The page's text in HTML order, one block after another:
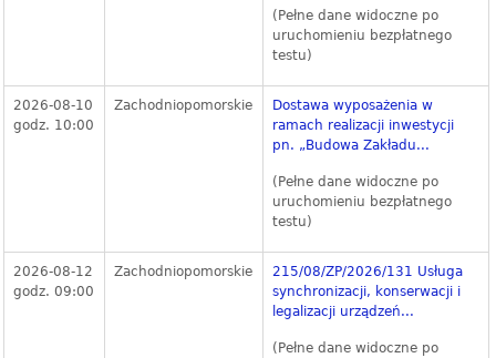
(Pełne dane widoczne po
uruchomieniu bezpłatnego
testu)
2026-08-10
godz. 10:00
Zachodniopomorskie
Dostawa wyposażenia w
ramach realizacji inwestycji
pn. „Budowa Zakładu...
(Pełne dane widoczne po
uruchomieniu bezpłatnego
testu)
2026-08-12
godz. 09:00
Zachodniopomorskie
215/08/ZP/2026/131 Usługa
synchronizacji, konserwacji i
legalizacji urządzeń...
(Pełne dane widoczne po